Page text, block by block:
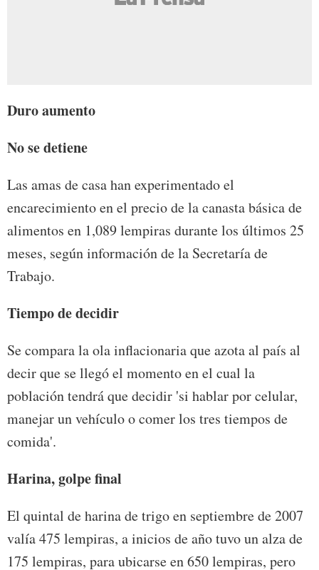
Duro aumento
No se detiene
Las amas de casa han experimentado el
encarecimiento en el precio de la canasta básica de
alimentos en 1,089 lempiras durante los últimos 25
meses, según información de la Secretaría de
Trabajo.
Tiempo de decidir
Se compara la ola inflacionaria que azota al país al
decir que se llegó el momento en el cual la
población tendrá que decidir 'si hablar por celular,
manejar un vehículo o comer los tres tiempos de
comida'.
Harina, golpe final
El quintal de harina de trigo en septiembre de 2007
valía 475 lempiras, a inicios de año tuvo un alza de
175 lempiras, para ubicarse en 650 lempiras, pero